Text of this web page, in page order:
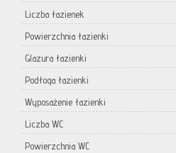
Liczba łazienek
Powierzchnia łazienki
Glazura łazienki
Podłoga łazienki
Wyposażenie łazienki
Liczba WC
Powierzchnia WC